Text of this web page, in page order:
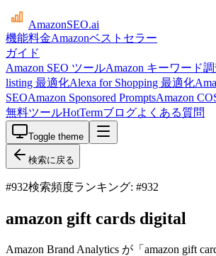
AmazonSEO.ai
機能料金Amazonベストセラー
ガイド
Amazon SEO ツールAmazon キーワード
listing 最適化Alexa for Shopping 最適化
SEOAmazon Sponsored PromptsAmazon
無料ツールHotTermブログよくある質問
Toggle theme
検索に戻る
#932検索頻度ランキング: #932
amazon gift cards digital
Amazon Brand Analytics が「amazon gift